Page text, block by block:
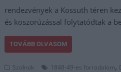
rendezvények a Kossuth téren
és koszorúzással folytatódtak a
TOVÁBB OLVASOM
Szolnok 1848-49-es forradalom,